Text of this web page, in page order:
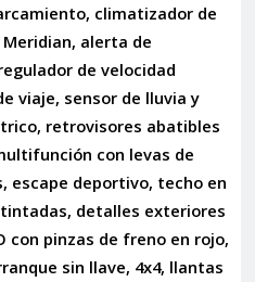
climatizador de
alerta de
de velocidad
viaje, sensor de lluvia y
retrovisores abatibles
con levas de
escape deportivo, techo en
detalles exteriores
con pinzas de freno en rojo,
sin llave, 4x4, llantas